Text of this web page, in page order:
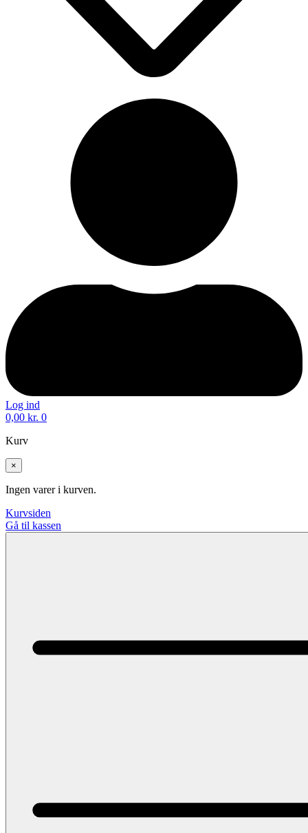
Log ind
0,00 kr. 0
Kurv
×
Ingen varer i kurven.
Kurvsiden
Gå til kassen